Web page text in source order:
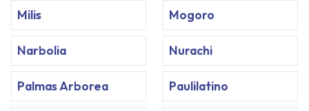
Milis Mogoro
Narbolia Nurachi
Palmas Arborea Paulilatino